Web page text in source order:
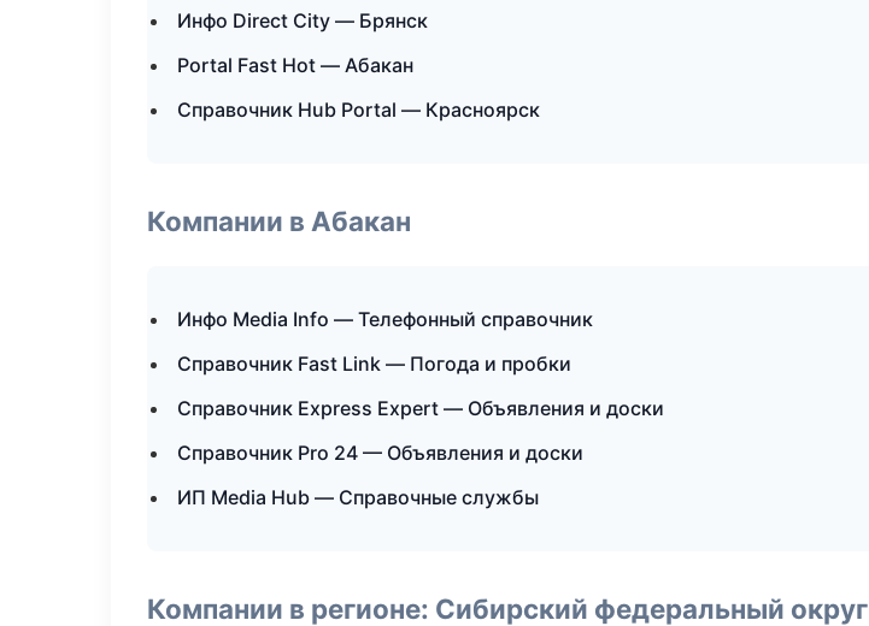
Инфо Direct City — Брянск
Portal Fast Hot — Абакан
Справочник Hub Portal — Красноярск
Компании в Абакан
Инфо Media Info — Телефонный справочник
Справочник Fast Link — Погода и пробки
Справочник Express Expert — Объявления и доски
Справочник Pro 24 — Объявления и доски
ИП Media Hub — Справочные службы
Компании в регионе: Сибирский федеральный округ